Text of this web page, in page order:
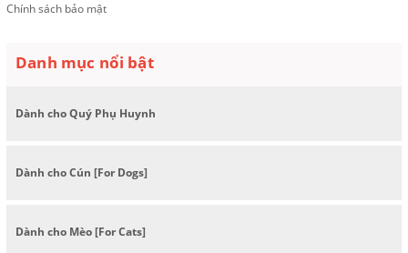
Chính sách bảo mật
Danh mục nổi bật
Dành cho Quý Phụ Huynh
Dành cho Cún [For Dogs]
Dành cho Mèo [For Cats]